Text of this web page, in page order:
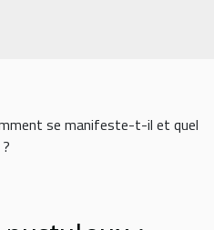
se manifeste-t-il et quel